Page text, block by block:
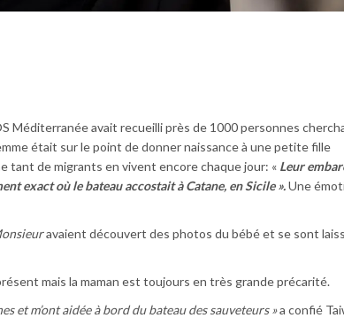
Médi­ter­ra­née avait recueilli près de 1000 personnes
était sur le point de donner nais­sance à une petite fille
tant de migrants en vivent encore chaque jour: « Leur
exact où le bateau accos­tait à Catane, en Sicile ».Une
avaient découvert des photos du bébé et se sont
mais la maman est toujours en très grande précarité.
et m’ont aidée à bord du bateau des sauveteurs »a confié